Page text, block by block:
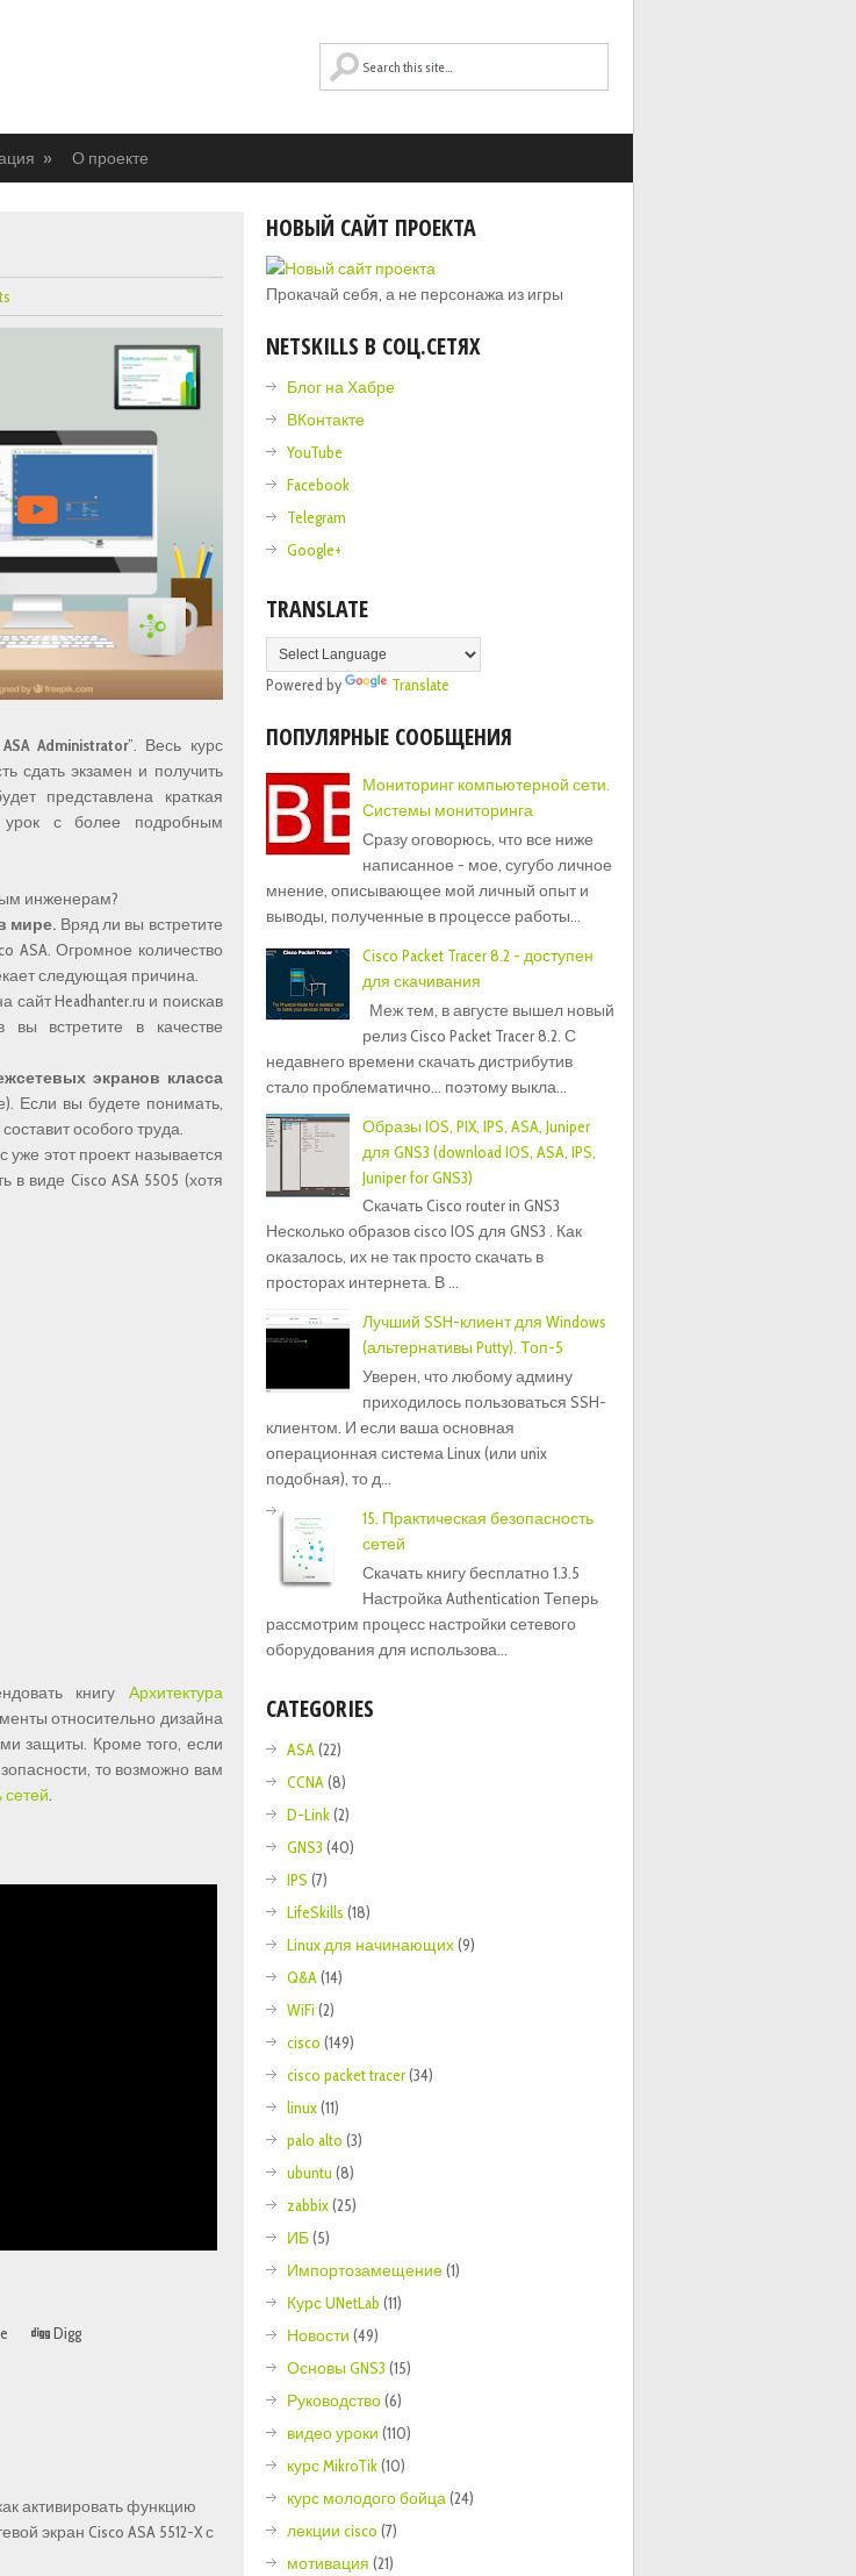
» О проекте
Administrator”. Весь курс
сдать экзамен и получить
представлена краткая
с более подробным
инженерам?
мире. Вряд ли вы встретите
ASA. Огромное количество
следующая причина.
Headhanter.ru и поискав
вы встретите в качестве
экранов класса
Если вы будете понимать,
особого труда.
уже этот проект называется
в виде Cisco ASA 5505 (хотя
книгу Архитектура
относительно дизайна
защиты. Кроме того, если
то возможно вам
сетей.
Digg
активировать функцию
экран Cisco ASA 5512-X с
НОВЫЙ САЙТ ПРОЕКТА
Прокачай себя, а не персонажа из игры
NETSKILLS В СОЦ.СЕТЯХ
Блог на Хабре
ВКонтакте
YouTube
Facebook
Telegram
Google+
TRANSLATE
Powered by Translate
ПОПУЛЯРНЫЕ СООБЩЕНИЯ
Мониторинг компьютерной сети.
Системы мониторинга
Сразу оговорюсь, что все ниже
написанное - мое, сугубо личное
мнение, описывающее мой личный опыт и
выводы, полученные в процессе работы...
Cisco Packet Tracer 8.2 - доступен
для скачивания
Меж тем, в августе вышел новый
релиз Cisco Packet Tracer 8.2. С
недавнего времени скачать дистрибутив
стало проблематично... поэтому выкла...
Образы IOS, PIX, IPS, ASA, Juniper
для GNS3 (download IOS, ASA, IPS,
Juniper for GNS3)
Скачать Cisco router in GNS3
Несколько образов cisco IOS для GNS3 . Как
оказалось, их не так просто скачать в
просторах интернета. В ...
Лучший SSH-клиент для Windows
(альтернативы Putty). Топ-5
Уверен, что любому админу
приходилось пользоваться SSH-
клиентом. И если ваша основная
операционная система Linux (или unix
подобная), то д...
15. Практическая безопасность
сетей
Скачать книгу бесплатно 1.3.5
Настройка Authentication Теперь
рассмотрим процесс настройки сетевого
оборудования для использова...
CATEGORIES
ASA(22)
CCNA(8)
D-Link(2)
GNS3 (40)
IPS (7)
LifeSkills (18)
Linux для начинающих(9)
Q&A(14)
WiFi (2)
cisco (149)
cisco packet tracer(34)
linux(11)
palo alto (3)
ubuntu (8)
zabbix(25)
ИБ(5)
Импортозамещение(1)
Курс UNetLab (11)
Новости (49)
Основы GNS3 (15)
Руководство(6)
видео уроки (110)
курс MikroTik(10)
курс молодого бойца(24)
лекции cisco (7)
мотивация (21)